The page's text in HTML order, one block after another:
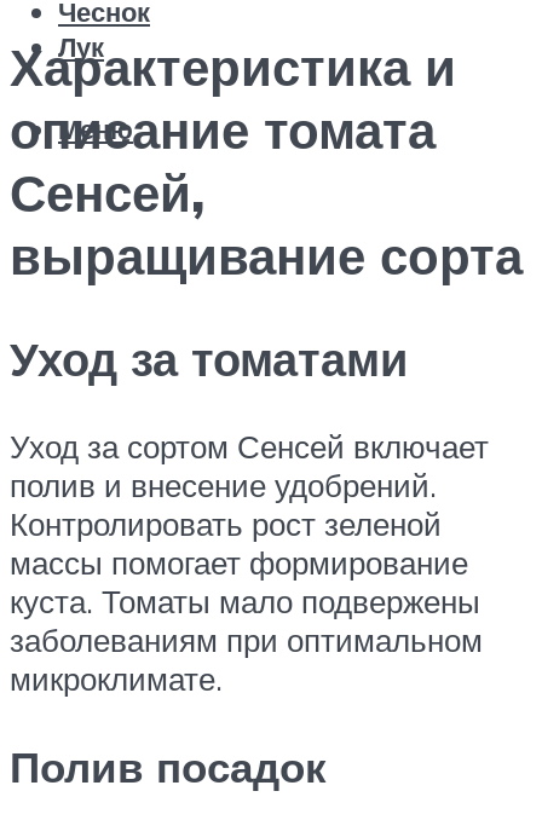
Чеснок
Лук
Меню
Характеристика и
описание томата
Сенсей,
выращивание сорта
Уход за томатами
Уход за сортом Сенсей включает
полив и внесение удобрений.
Контролировать рост зеленой
массы помогает формирование
куста. Томаты мало подвержены
заболеваниям при оптимальном
микроклимате.
Полив посадок